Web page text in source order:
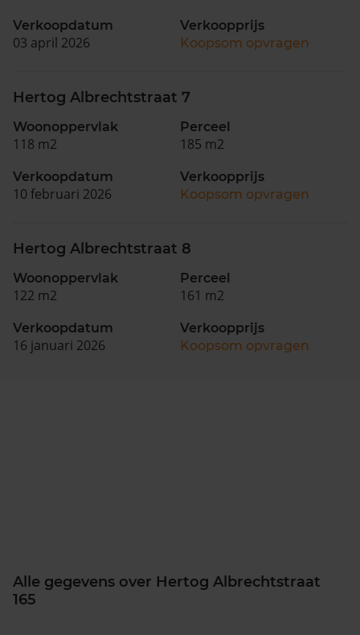
Verkoopdatum
03 april 2026
Verkoopprijs
Koopsom opvragen
Hertog Albrechtstraat 7
Woonoppervlak
118 m2
Perceel
185 m2
Verkoopdatum
10 februari 2026
Verkoopprijs
Koopsom opvragen
Hertog Albrechtstraat 8
Woonoppervlak
122 m2
Perceel
161 m2
Verkoopdatum
16 januari 2026
Verkoopprijs
Koopsom opvragen
Alle gegevens over Hertog Albrechtstraat
165